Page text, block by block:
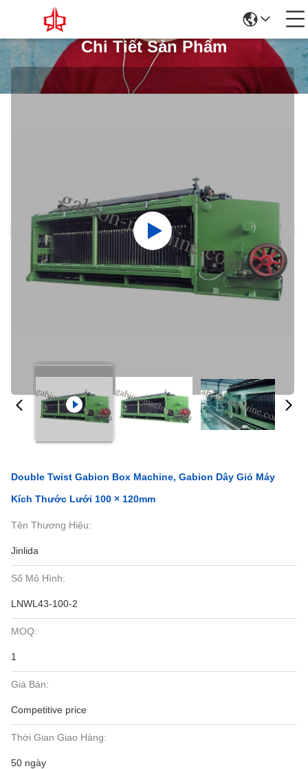
Chi Tiết Sản Phẩm
Double Twist Gabion Box Machine, Gabion Dây Giỏ Máy
Kích Thước Lưới 100 × 120mm
Tên Thương Hiệu:
Jinlida
Số Mô Hình:
LNWL43-100-2
MOQ:
1
Giá Bán:
Competitive price
Thời Gian Giao Hàng:
50 ngày